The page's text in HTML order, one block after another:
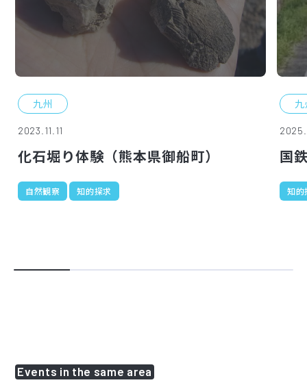
九州
2023.11.11
化石堀り体験（熊本県御船町）
自然観察 知的探求
国
知的
Events in the same area